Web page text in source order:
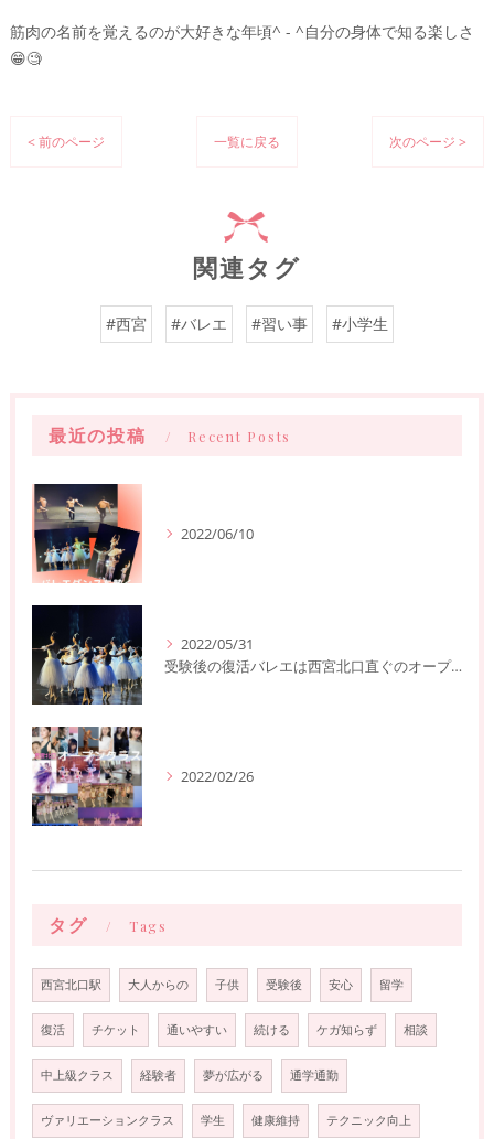
筋肉の名前を覚えるのが大好きな年頃^ - ^自分の身体で知る楽しさ
😁🧐
< 前のページ 一覧に戻る 次のページ >
関連タグ
#西宮 #バレエ #習い事 #小学生
最近の投稿 Recent Posts
2022/06/10
2022/05/31
受験後の復活バレエは西宮北口直ぐのオープンクラスへ
2022/02/26
タグ Tags
西宮北口駅 大人からの 子供 受験後 安心 留学
復活 チケット 通いやすい 続ける ケガ知らず 相談
中上級クラス 経験者 夢が広がる 通学通勤
ヴァリエーションクラス 学生 健康維持 テクニック向上